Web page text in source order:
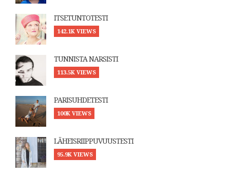
ITSETUNTOTESTI
142.1K VIEWS
TUNNISTA NARSISTI
113.5K VIEWS
PARISUHDETESTI
100K VIEWS
LÄHEISRIIPPUVUUSTESTI
95.9K VIEWS